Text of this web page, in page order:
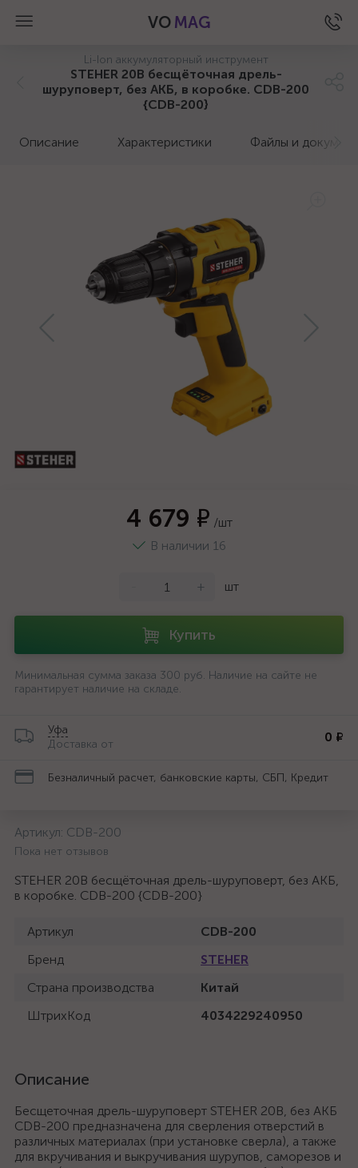
VO MAG
Li-Ion аккумуляторный инструмент
STEHER 20В бесщёточная дрель-
шуруповерт, без АКБ, в коробке. CDB-200
{CDB-200}
Описание Характеристики Файлы и
4 679 ₽ /шт
В наличии 16
+ шт
Купить
Минимальная сумма заказа 300 руб. Наличие на сайте не
гарантирует наличие на складе.
Уфа
Доставка от
0 ₽
Безналичный расчет, банковские карты, СБП, Кредит
Артикул: CDB-200
Пока нет отзывов
STEHER 20В бесщёточная дрель-шуруповерт, без АКБ,
в коробке. CDB-200 {CDB-200}
Артикул
CDB-200
Бренд
STEHER
Страна производства
Китай
ШтрихКод
4034229240950
Описание
Бесщеточная дрель-шуруповерт STEHER 20В, без АКБ
CDB-200 предназначена для сверления отверстий в
различных материалах (при установке сверла), а также
для вкручивания и выкручивания шурупов, саморезов и